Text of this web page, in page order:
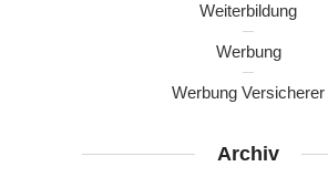
Weiterbildung
Werbung
Werbung Versicherer
Archiv